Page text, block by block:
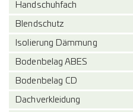
Handschuhfach
Blendschutz
Isolierung Dämmung
Bodenbelag ABES
Bodenbelag CD
Dachverkleidung